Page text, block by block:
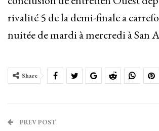
rivalité 5 de la demi-finale a
nuitée de mardi à mercredi à San
Share
PREV POST